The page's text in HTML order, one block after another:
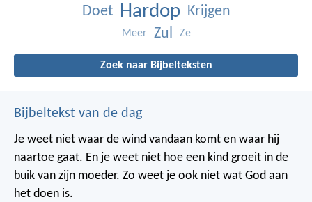
Doet Hardop Krijgen
Meer Zul Ze
Zoek naar Bijbelteksten
Bijbeltekst van de dag
Je weet niet waar de wind vandaan komt en waar hij
naartoe gaat. En je weet niet hoe een kind groeit in de
buik van zijn moeder. Zo weet je ook niet wat God aan
het doen is.